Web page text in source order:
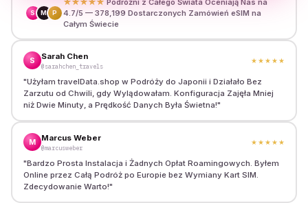
S M P
4.7/5 — 378,199 Dostarczonych Zamówień eSIM na
Całym Świecie
S Sarah Chen
@sarahchen_travels
★★★★★
"Użyłam travelData.shop w Podróży do Japonii i Działało Bez
Zarzutu od Chwili, gdy Wylądowałam. Konfiguracja Zajęła Mniej
niż Dwie Minuty, a Prędkość Danych Była Świetna!"
M Marcus Weber
@marcusweber
★★★★★
"Bardzo Prosta Instalacja i Żadnych Opłat Roamingowych. Byłem
Online przez Całą Podróż po Europie bez Wymiany Kart SIM.
Zdecydowanie Warto!"